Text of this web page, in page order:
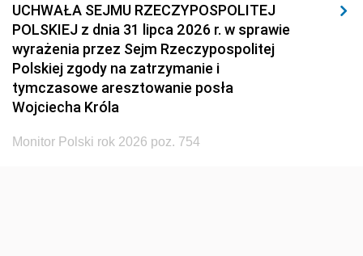
UCHWAŁA SEJMU RZECZYPOSPOLITEJ
POLSKIEJ z dnia 31 lipca 2026 r. w sprawie
wyrażenia przez Sejm Rzeczypospolitej
Polskiej zgody na zatrzymanie i
tymczasowe aresztowanie posła
Wojciecha Króla
Monitor Polski rok 2026 poz. 754